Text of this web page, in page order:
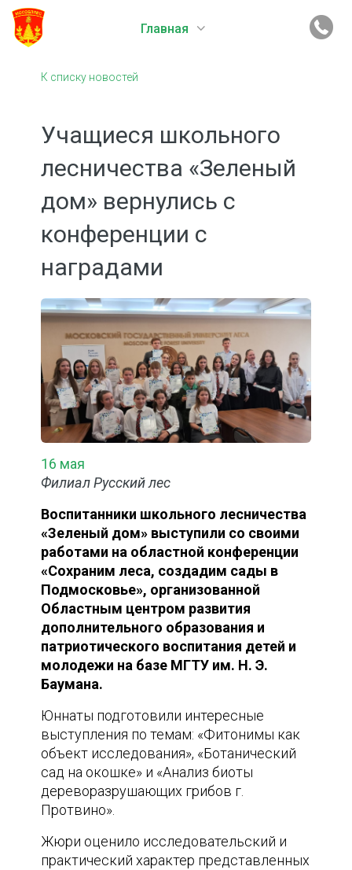
Главная
К списку новостей
Учащиеся школьного
лесничества «Зеленый
дом» вернулись с
конференции с
наградами
16 мая
Филиал Русский лес
Воспитанники школьного лесничества
«Зеленый дом» выступили со своими
работами на областной конференции
«Сохраним леса, создадим сады в
Подмосковье», организованной
Областным центром развития
дополнительного образования и
патриотического воспитания детей и
молодежи на базе МГТУ им. Н. Э.
Баумана.
Юннаты подготовили интересные
выступления по темам: «Фитонимы как
объект исследования», «Ботанический
сад на окошке» и «Анализ биоты
дереворазрушающих грибов г.
Протвино».
Жюри оценило исследовательский и
практический характер представленных